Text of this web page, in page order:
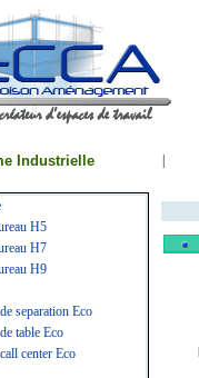
Industrielle
H5
H7
H9
separation Eco
table Eco
center Eco